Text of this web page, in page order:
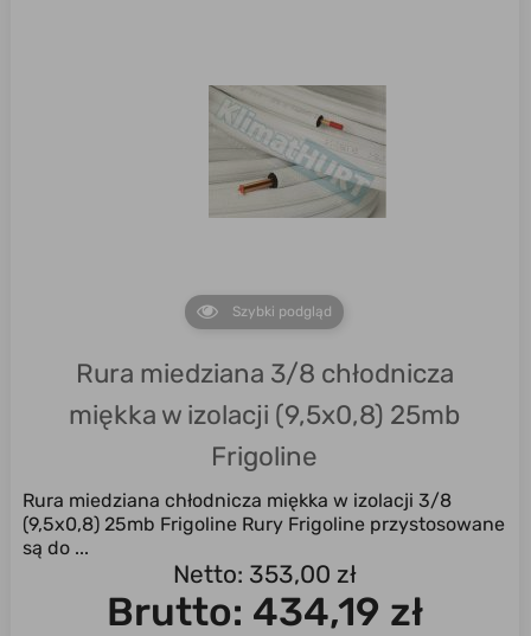
Szybki podgląd
Rura miedziana 3/8 chłodnicza
miękka w izolacji (9,5x0,8) 25mb
Frigoline
Rura miedziana chłodnicza miękka w izolacji 3/8
(9,5x0,8) 25mb Frigoline Rury Frigoline przystosowane
są do ...
Netto: 353,00 zł
Brutto: 434,19 zł